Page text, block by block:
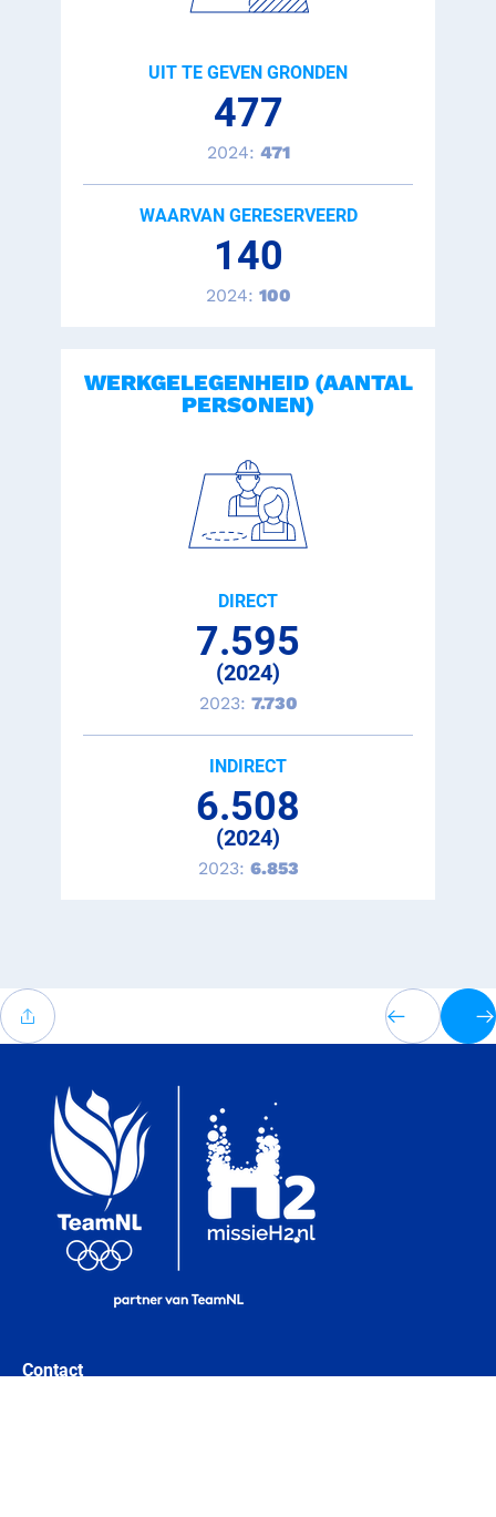
UIT TE GEVEN GRONDEN
477
2024: 471
WAARVAN GERESERVEERD
140
2024: 100
WERKGELEGENHEID (AANTAL
PERSONEN)
DIRECT
7.595
(2024)
2023: 7.730
INDIRECT
6.508
(2024)
2023: 6.853
Contact